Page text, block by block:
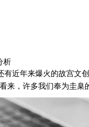
析
有近年来爆火的故宫
来，许多我们奉为圭臬